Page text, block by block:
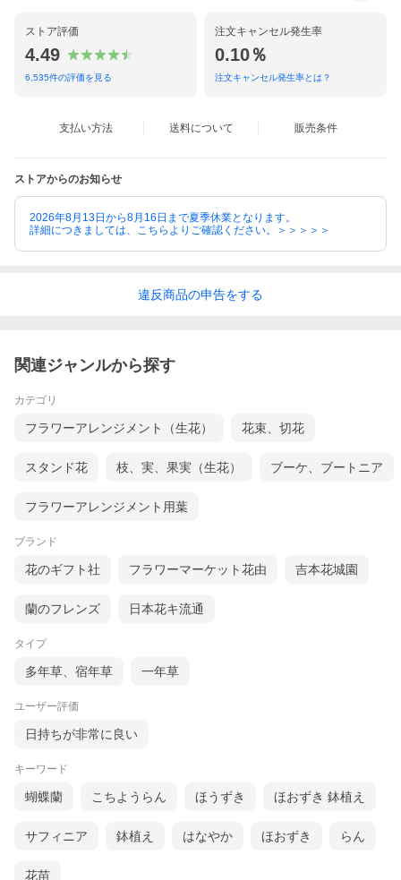
ストア評価
4.49
6,535件の評価を見る
注文キャンセル発生率
0.10％
注文キャンセル発生率とは？
支払い方法 送料について 販売条件
ストアからのお知らせ
2026年8月13日から8月16日まで夏季休業となります。
詳細につきましては、こちらよりご確認ください。＞＞＞＞＞
違反商品の申告をする
関連ジャンルから探す
カテゴリ
フラワーアレンジメント（生花） 花束、切花
スタンド花 枝、実、果実（生花） ブーケ、ブートニア
フラワーアレンジメント用葉
ブランド
花のギフト社 フラワーマーケット花由 吉本花城園
蘭のフレンズ 日本花キ流通
タイプ
多年草、宿年草 一年草
ユーザー評価
日持ちが非常に良い
キーワード
蝴蝶蘭 こちようらん ほうずき ほおずき 鉢植え
サフィニア 鉢植え はなやか ほおずき らん
花苗